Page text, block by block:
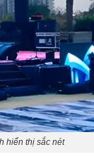
hiển thị sắc nét